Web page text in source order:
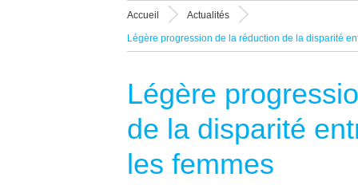
Accueil Actualités
Légère progression de la réduction de la disparité
Légère
de la disparité
les femmes